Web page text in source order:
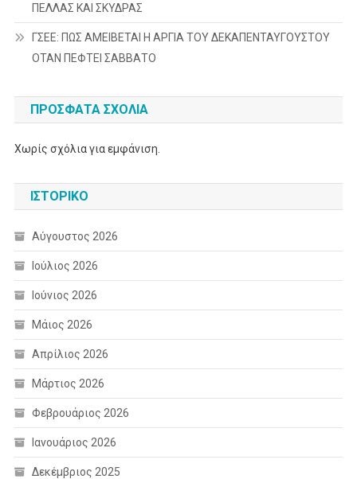
ΠΕΛΛΑΣ ΚΑΙ ΣΚΥΔΡΑΣ
ΓΣΕΕ: ΠΩΣ ΑΜΕΙΒΕΤΑΙ Η ΑΡΓΙΑ ΤΟΥ ΔΕΚΑΠΕΝΤΑΥΓΟΥΣΤΟΥ
ΟΤΑΝ ΠΕΦΤΕΙ ΣΑΒΒΑΤΟ
ΠΡΌΣΦΑΤΑ ΣΧΌΛΙΑ
Χωρίς σχόλια για εμφάνιση.
ΙΣΤΟΡΙΚΌ
Αύγουστος 2026
Ιούλιος 2026
Ιούνιος 2026
Μάιος 2026
Απρίλιος 2026
Μάρτιος 2026
Φεβρουάριος 2026
Ιανουάριος 2026
Δεκέμβριος 2025